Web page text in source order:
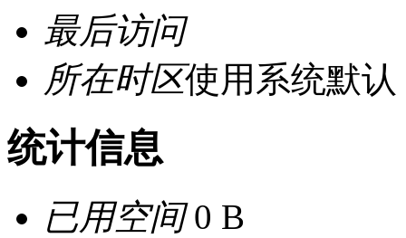
最后访问
所在时区使用系统默认
统计信息
已用空间0 B